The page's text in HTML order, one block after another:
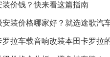
价钱？快来看这篇指南
装价格哪家好？就选途歌汽
拉车载音响改装本田卡罗拉